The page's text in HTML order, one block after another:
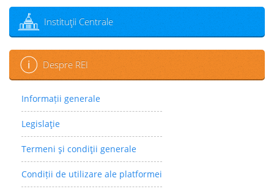
Instituţii Centrale
Despre REI
Informații generale
Legislaţie
Termeni şi condiţii generale
Condiții de utilizare ale platformei